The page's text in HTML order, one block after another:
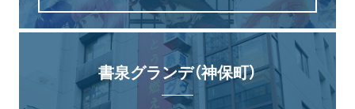
書泉グランデ（神保町）